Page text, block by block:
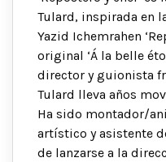
Tulard, inspirada en
Yazid Ichemrahen
original ‘Á la belle
director y guionista
Tulard lleva años
Ha sido montador/
artístico y asistente
de lanzarse a la